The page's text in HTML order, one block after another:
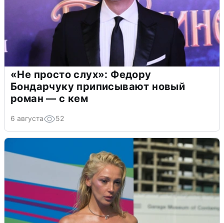
«Не просто слух»: Федору
Бондарчуку приписывают новый
роман — с кем
6 августа 52